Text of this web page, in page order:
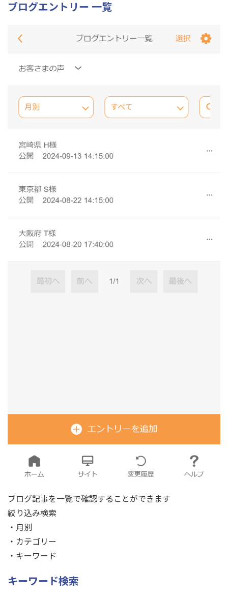
ブログエントリー 一覧
ブログ記事を一覧で確認することができます
絞り込み検索
・月別
・カテゴリー
・キーワード
キーワード検索